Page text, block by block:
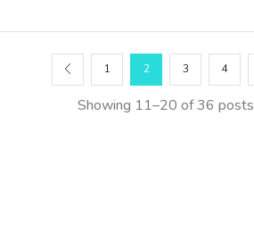
Showing 11–20 of 36 posts
1 2 3 4